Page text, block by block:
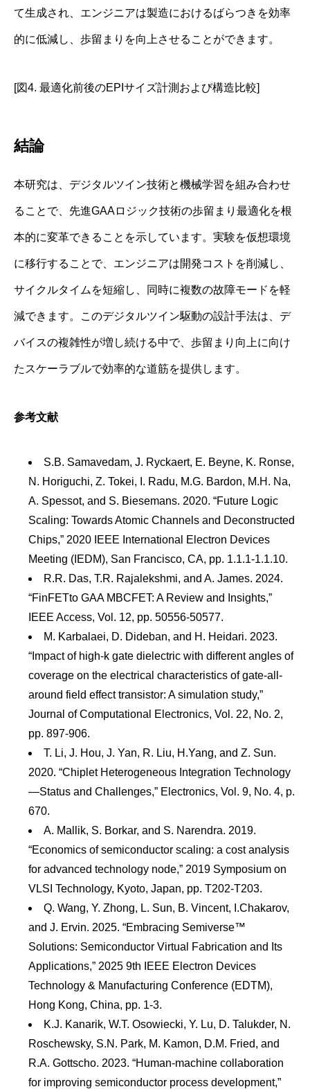
て生成され、エンジニアは製造におけるばらつきを効率
的に低減し、歩留まりを向上させることができます。
[図4. 最適化前後のEPIサイズ計測および構造比較]
結論
本研究は、デジタルツイン技術と機械学習を組み合わせ
ることで、先進GAAロジック技術の歩留まり最適化を根
本的に変革できることを示しています。実験を仮想環境
に移行することで、エンジニアは開発コストを削減し、
サイクルタイムを短縮し、同時に複数の故障モードを軽
減できます。このデジタルツイン駆動の設計手法は、デ
バイスの複雑性が増し続ける中で、歩留まり向上に向け
たスケーラブルで効率的な道筋を提供します。
参考文献
S.B. Samavedam, J. Ryckaert, E. Beyne, K. Ronse,
N. Horiguchi, Z. Tokei, I. Radu, M.G. Bardon, M.H. Na,
A. Spessot, and S. Biesemans. 2020. “Future Logic
Scaling: Towards Atomic Channels and Deconstructed
Chips,” 2020 IEEE International Electron Devices
Meeting (IEDM), San Francisco, CA, pp. 1.1.1-1.1.10.
R.R. Das, T.R. Rajalekshmi, and A. James. 2024.
“FinFETto GAA MBCFET: A Review and Insights,”
IEEE Access, Vol. 12, pp. 50556-50577.
M. Karbalaei, D. Dideban, and H. Heidari. 2023.
“Impact of high-k gate dielectric with different angles of
coverage on the electrical characteristics of gate-all-
around field effect transistor: A simulation study,”
Journal of Computational Electronics, Vol. 22, No. 2,
pp. 897-906.
T. Li, J. Hou, J. Yan, R. Liu, H.Yang, and Z. Sun.
2020. “Chiplet Heterogeneous Integration Technology
—Status and Challenges,” Electronics, Vol. 9, No. 4, p.
670.
A. Mallik, S. Borkar, and S. Narendra. 2019.
“Economics of semiconductor scaling: a cost analysis
for advanced technology node,” 2019 Symposium on
VLSI Technology, Kyoto, Japan, pp. T202-T203.
Q. Wang, Y. Zhong, L. Sun, B. Vincent, I.Chakarov,
and J. Ervin. 2025. “Embracing Semiverse™
Solutions: Semiconductor Virtual Fabrication and Its
Applications,” 2025 9th IEEE Electron Devices
Technology & Manufacturing Conference (EDTM),
Hong Kong, China, pp. 1-3.
K.J. Kanarik, W.T. Osowiecki, Y. Lu, D. Talukder, N.
Roschewsky, S.N. Park, M. Kamon, D.M. Fried, and
R.A. Gottscho. 2023. “Human-machine collaboration
for improving semiconductor process development,”